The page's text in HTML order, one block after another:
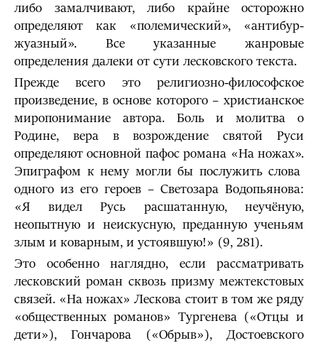
либо замалчивают, либо крайне осторожно
определяют как «полемический», «антибур­
жуазный». Все указанные жанровые
определения далеки от сути лесковского текста.
Прежде всего это религиозно-философ­ское
произ­ведение, в основе которого – христианское
миропонимание автора. Боль и молитва о
Родине, вера в возрождение святой Руси
определяют основной пафос романа «На ножах».
Эпиграфом к нему могли бы послужить слова
одного из его героев – Светозара Водопьянова:
«Я видел Русь расшатанную, неучёную,
неопытную и неискусную, преданную ученьям
злым и коварным, и устоявшую!» (9, 281).
Это особенно наглядно, если рассматривать
лесковский роман сквозь призму межтекстовых
связей. «На ножах» Лескова стоит в том же ряду
«общест­венных романов» Тургенева («Отцы и
дети»), Гончарова («Обрыв»), Достоевского